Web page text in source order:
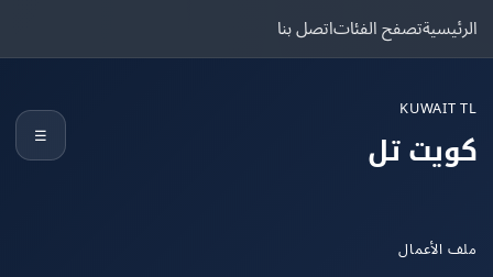
تصفح الفئاتاتصل بنا
تل